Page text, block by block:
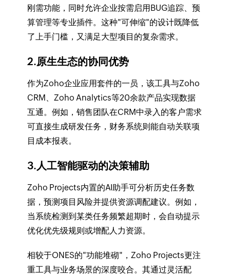
刚需功能，同时允许企业按需启用BUG追踪、预
算管理等专业插件。这种"可伸缩"的设计既降低
了上手门槛，又满足大型项目的复杂需求。
2.原生生态的协同优势
作为Zoho企业应用套件的一员，该工具与Zoho
CRM、Zoho Analytics等20余款产品实现数据
互通。例如，销售团队在CRM中录入的客户需求
可直接生成研发任务，财务系统则能自动关联项
目成本报表。
3.人工智能驱动的决策辅助
Zoho Projects内置的AI助手可分析历史任务数
据，预测项目风险并提供资源调配建议。例如，
当系统检测到某类任务频繁超期时，会自动提示
优化优先级规则或增配人力资源。
相较于ONES的"功能堆砌"，Zoho Projects更注
重工具与业务场景的深度咬合。其通过灵活配